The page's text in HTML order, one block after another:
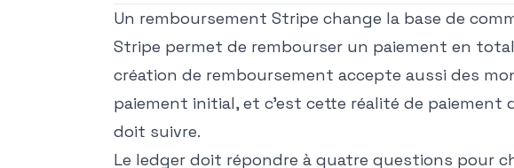
Un remboursement Stripe change la base de
Stripe permet de rembourser un paiement en
création de remboursement accepte aussi des
paiement initial, et c'est cette réalité de paiement
doit suivre.
Le ledger doit répondre à quatre questions pour